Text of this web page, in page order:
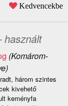
Kedvencekbe
használt
(Komárom-
három szintes
kivehető
keményfa